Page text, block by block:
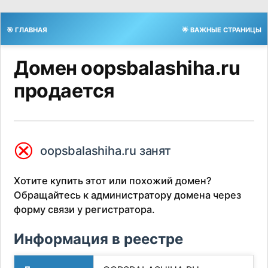
🎯 ГЛАВНАЯ 🌟 ВАЖНЫЕ СТРАНИЦЫ
Домен oopsbalashiha.ru
продается
⮿ oopsbalashiha.ru занят
Хотите купить этот или похожий домен?
Обращайтесь к администратору домена через
форму связи у регистратора.
Информация в реестре